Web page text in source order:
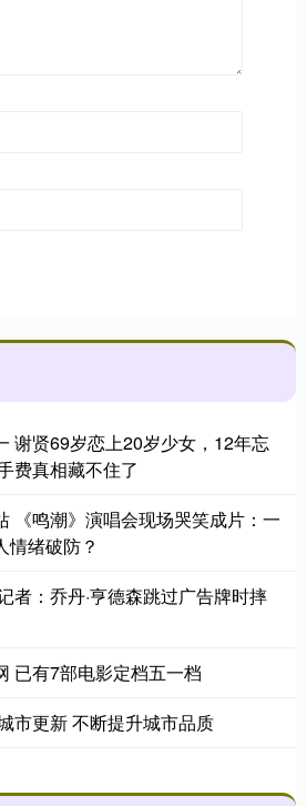
谢贤69岁恋上20岁少女，12年忘
费真相藏不住了
《鸣潮》演唱会现场哭笑成片：一
情绪破防？
者：乔丹·亨德森跳过广告牌时摔
已有7部电影定档五一档
市更新 不断提升城市品质